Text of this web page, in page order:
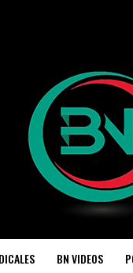
BN VIDEOS